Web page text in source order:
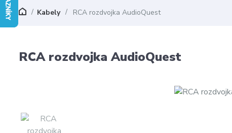
Kabely RCA rozdvojka AudioQuest
RCA rozdvojka AudioQuest